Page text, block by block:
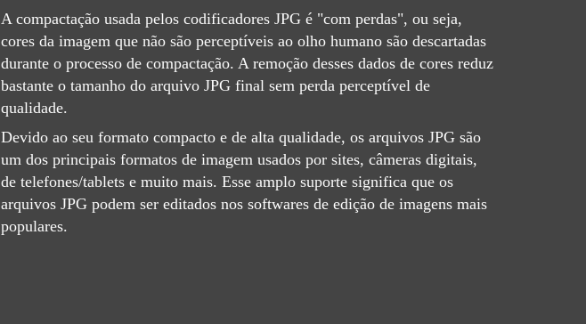
A compactação usada pelos codificadores JPG é "com perdas", ou seja,
cores da imagem que não são perceptíveis ao olho humano são descartadas
durante o processo de compactação. A remoção desses dados de cores reduz
bastante o tamanho do arquivo JPG final sem perda perceptível de
qualidade.
Devido ao seu formato compacto e de alta qualidade, os arquivos JPG são
um dos principais formatos de imagem usados ​​por sites, câmeras digitais,
de telefones/tablets e muito mais. Esse amplo suporte significa que os
arquivos JPG podem ser editados nos softwares de edição de imagens mais
populares.